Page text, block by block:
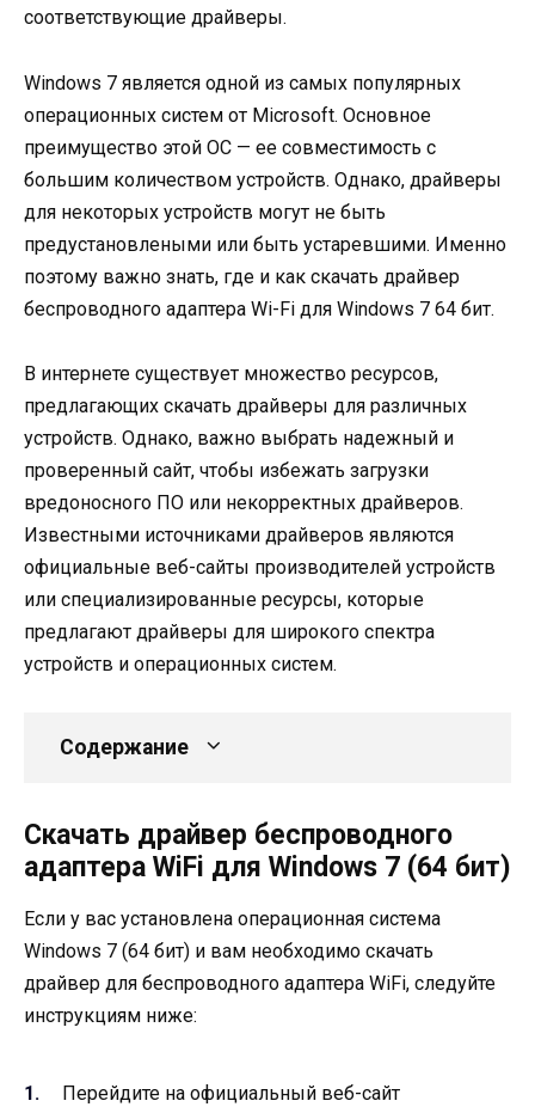
соответствующие драйверы.
Windows 7 является одной из самых популярных
операционных систем от Microsoft. Основное
преимущество этой ОС — ее совместимость с
большим количеством устройств. Однако, драйверы
для некоторых устройств могут не быть
предустановлеными или быть устаревшими. Именно
поэтому важно знать, где и как скачать драйвер
беспроводного адаптера Wi-Fi для Windows 7 64 бит.
В интернете существует множество ресурсов,
предлагающих скачать драйверы для различных
устройств. Однако, важно выбрать надежный и
проверенный сайт, чтобы избежать загрузки
вредоносного ПО или некорректных драйверов.
Известными источниками драйверов являются
официальные веб-сайты производителей устройств
или специализированные ресурсы, которые
предлагают драйверы для широкого спектра
устройств и операционных систем.
Содержание
Скачать драйвер беспроводного
адаптера WiFi для Windows 7 (64 бит)
Если у вас установлена операционная система
Windows 7 (64 бит) и вам необходимо скачать
драйвер для беспроводного адаптера WiFi, следуйте
инструкциям ниже:
Перейдите на официальный веб-сайт